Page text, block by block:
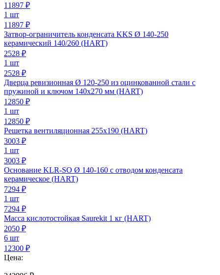
11897 ₽
1 шт
11897 ₽
Затвор-ограничитель конденсата KKS Ø 140-250
керамический 140/260 (HART)
2528 ₽
1 шт
2528 ₽
Дверца ревизионная Ø 120-250 из оцинкованной стали с
пружиной и ключом 140х270 мм (HART)
12850 ₽
1 шт
12850 ₽
Решетка вентиляционная 255х190 (HART)
3003 ₽
1 шт
3003 ₽
Основание KLR-SO Ø 140-160 с отводом конденсата
керамическое (HART)
7294 ₽
1 шт
7294 ₽
Масса кислотостойкая Saurekit 1 кг (HART)
2050 ₽
6 шт
12300 ₽
Цена: